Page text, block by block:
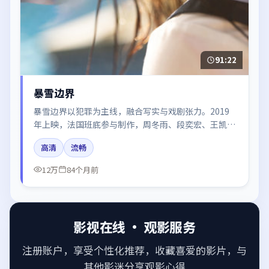
91:22
暴雪边界
暴雪边界以犯罪为主线，融合写实与戏剧张力。2019
年上映，法国班底参与制作，周冬雨、段奕宏、王凯在
片中呈现细腻表演，影像风格统一，配乐与剪辑强化了
情绪曲线。
高清
流畅
12万
84个月前
影视在线 · 观影服务
注册账户，享受个性化推荐，收藏喜爱的影片，与